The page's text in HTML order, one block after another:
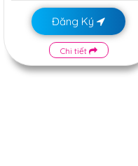
Đăng Ký
Chi tiết